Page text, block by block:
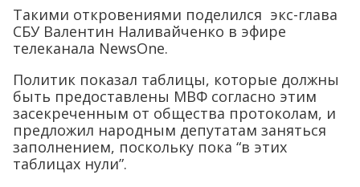
Такими откровениями поделился экс-глава
СБУ Валентин Наливайченко в эфире
телеканала NewsOne.
Политик показал таблицы, которые должны
быть предоставлены МВФ согласно этим
засекреченным от общества протоколам, и
предложил народным депутатам заняться
заполнением, поскольку пока “в этих
таблицах нули”.